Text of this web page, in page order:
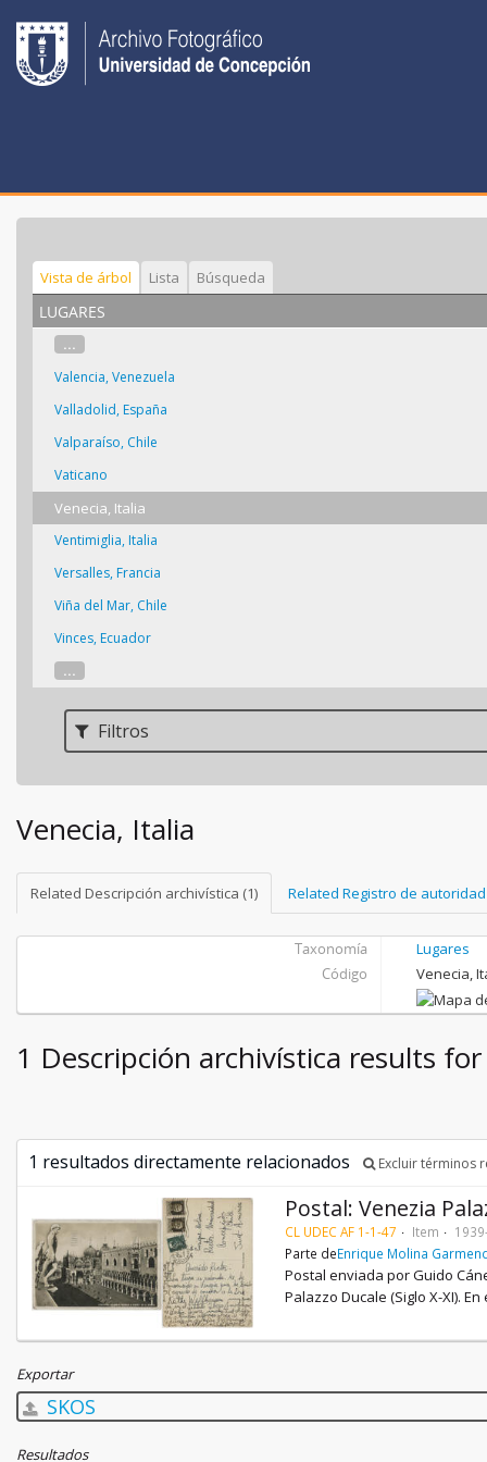
Vista de árbol Lista Búsqueda
lugares
...
Valencia, Venezuela
Valladolid, España
Valparaíso, Chile
Vaticano
Venecia, Italia
Ventimiglia, Italia
Versalles, Francia
Viña del Mar, Chile
Vinces, Ecuador
...
Filtros
Venecia, Italia
Related Descripción archivística (1) Related Registro de autoridad
Taxonomía
Lugares
Código
Venecia,
1 Descripción archivística results
1 resultados directamente relacionados Excluir términos
Postal: Venezia
CL UDEC AF 1-1-47 Item
Parte deEnrique Molina
Postal enviada por Guido
Palazzo Ducale (Siglo X-XI).
Exportar
SKOS
Resultados